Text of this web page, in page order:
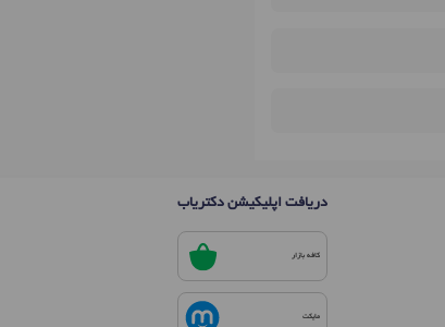
دریافت اپلیکیشن دکتریاب
کافه بازار
مایکت